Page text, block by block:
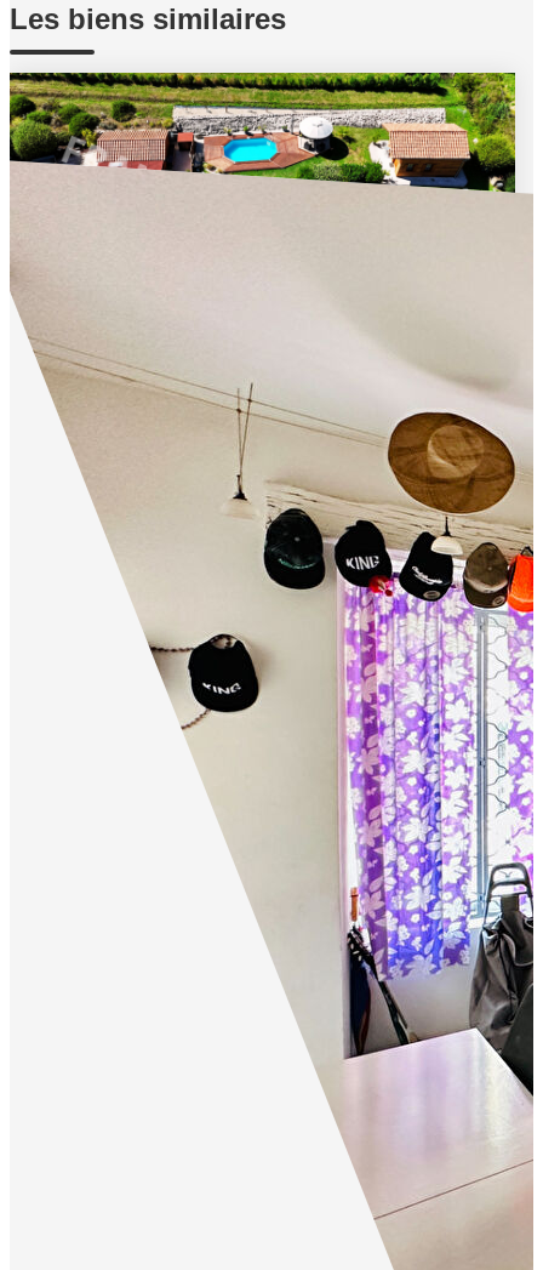
Les biens similaires
Ensemble de 3 chalets en bois, site de villégiature avec...
Dausse
419 000 € product.price.fees_included|400 000 €
product.price.fees_included
product.price.fees_charges.full
pièce(s) 112 Réf : 2398V